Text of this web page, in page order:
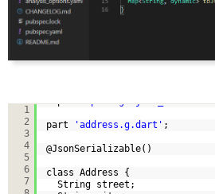
1
2
3
4
5
6
7
part 'address.g.dart' ;
@JsonSerializable()
class Address {
String street;